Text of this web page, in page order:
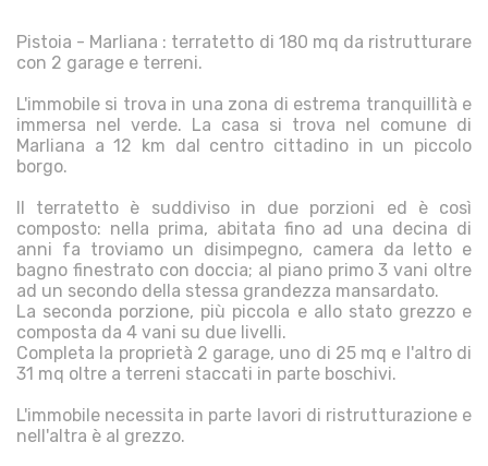
Pistoia - Marliana : terratetto di 180 mq da ristrutturare
con 2 garage e terreni.
L'immobile si trova in una zona di estrema tranquillità e
immersa nel verde. La casa si trova nel comune di
Marliana a 12 km dal centro cittadino in un piccolo
borgo.
Il terratetto è suddiviso in due porzioni ed è così
composto: nella prima, abitata fino ad una decina di
anni fa troviamo un disimpegno, camera da letto e
bagno finestrato con doccia; al piano primo 3 vani oltre
ad un secondo della stessa grandezza mansardato.
La seconda porzione, più piccola e allo stato grezzo e
composta da 4 vani su due livelli.
Completa la proprietà 2 garage, uno di 25 mq e l'altro di
31 mq oltre a terreni staccati in parte boschivi.
L'immobile necessita in parte lavori di ristrutturazione e
nell'altra è al grezzo.